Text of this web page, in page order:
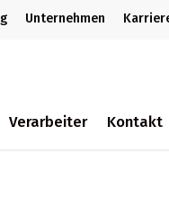
Unternehmen
Verarbeiter Kontakt